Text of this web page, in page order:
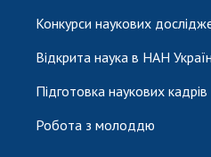
Конкурси наукових
Відкрита наука в НАН
Підготовка наукових кадрів
Робота з молоддю